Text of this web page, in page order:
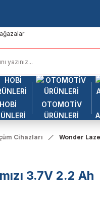
HOBİ
OTOMOTİV
ÜRÜNLERİ
Cihazları Wonder
3.7V 2.2 Ah